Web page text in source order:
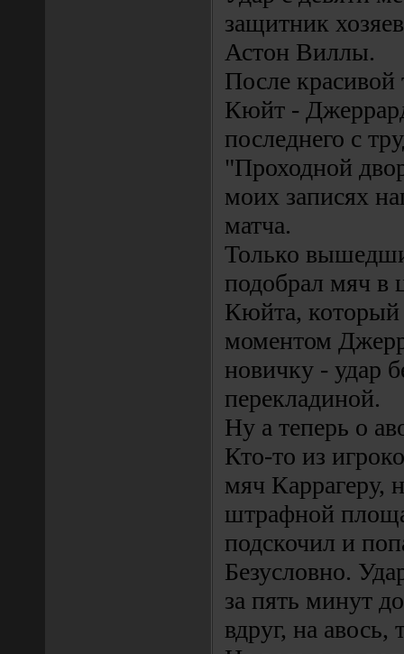
защитник
Астон Виллы.
После красивой
Кюйт -
последнего с
"Проходной
моих записях
матча.
Только
подобрал мяч в
Кюйта, который
моментом
новичку - удар
перекладиной.
Ну а теперь о
Кто-то из
мяч Каррагеру,
штрафной
подскочил и
Безусловно.
за пять минут
вдруг, на авось,